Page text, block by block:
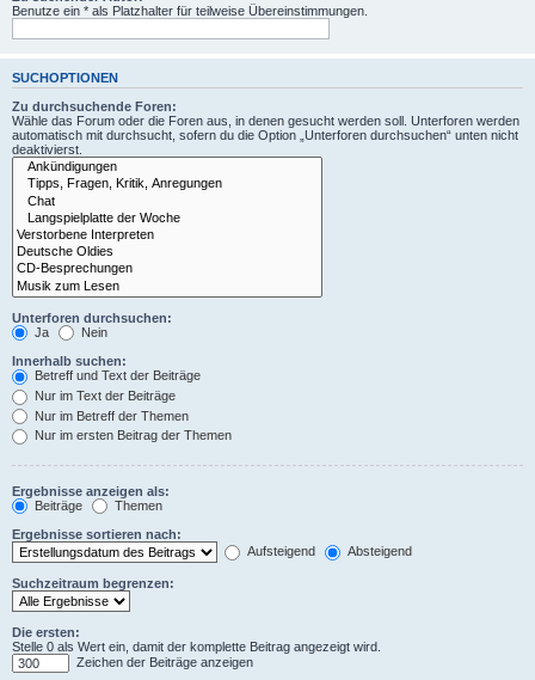
Benutze ein * als Platzhalter für teilweise Übereinstimmungen.
SUCHOPTIONEN
Zu durchsuchende Foren:
Wähle das Forum oder die Foren aus, in denen gesucht werden soll. Unterforen werden
automatisch mit durchsucht, sofern du die Option „Unterforen durchsuchen“ unten nicht
deaktivierst.
Unterforen durchsuchen:
Ja
Nein
Innerhalb suchen:
Betreff und Text der Beiträge
Nur im Text der Beiträge
Nur im Betreff der Themen
Nur im ersten Beitrag der Themen
Ergebnisse anzeigen als:
Beiträge
Themen
Ergebnisse sortieren nach:
Aufsteigend
Absteigend
Suchzeitraum begrenzen:
Die ersten:
Stelle 0 als Wert ein, damit der komplette Beitrag angezeigt wird.
Zeichen der Beiträge anzeigen